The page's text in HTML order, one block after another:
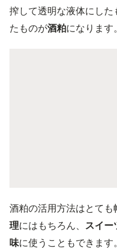
搾して透明な液体にし
たものが酒粕になります。
酒粕の活用方法はとても
理にはもちろん、 スイー
味に使うこともできます